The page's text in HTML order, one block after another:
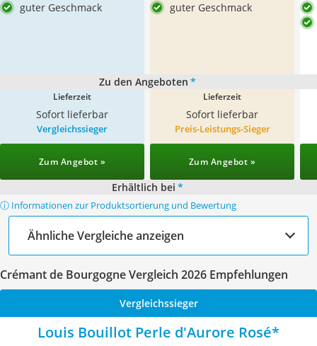
guter Geschmack guter Geschmack
Zu den Angeboten *
Lieferzeit
Sofort lieferbar
Lieferzeit
Sofort lieferbar
Vergleichssieger
Zum Angebot »
Preis-Leistungs-Sieger
Zum Angebot »
Erhältlich bei *
ⓘ Informationen zur Produktsortierung und Bewertung
Ähnliche Vergleiche anzeigen
Crémant de Bourgogne Vergleich 2026 Empfehlungen
Vergleichssieger
Louis Bouillot Perle d'Aurore Rosé